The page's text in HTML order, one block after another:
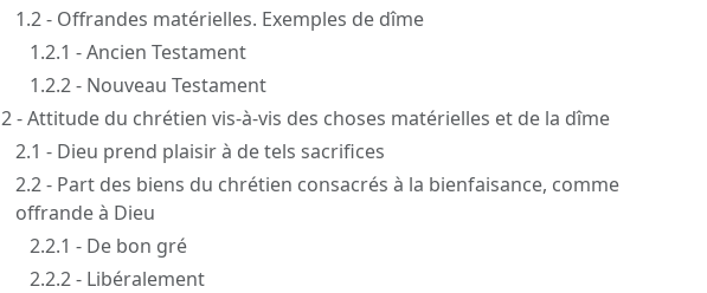
1.2 - Offrandes matérielles. Exemples de dîme
1.2.1 - Ancien Testament
1.2.2 - Nouveau Testament
2 - Attitude du chrétien vis-à-vis des choses matérielles et de la dîme
2.1 - Dieu prend plaisir à de tels sacrifices
2.2 - Part des biens du chrétien consacrés à la bienfaisance, comme
offrande à Dieu
2.2.1 - De bon gré
2.2.2 - Libéralement